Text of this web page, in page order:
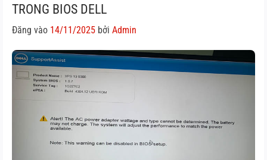
TRONG BIOS DELL
Đăng vào 14/11/2025 bởi Admin